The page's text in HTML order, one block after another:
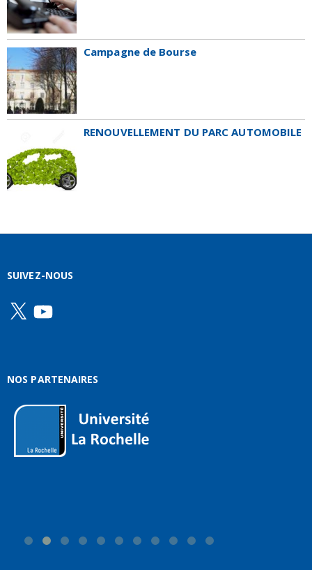
Campagne de Bourse
RENOUVELLEMENT DU PARC AUTOMOBILE
SUIVEZ-NOUS
X YouTube
NOS PARTENAIRES